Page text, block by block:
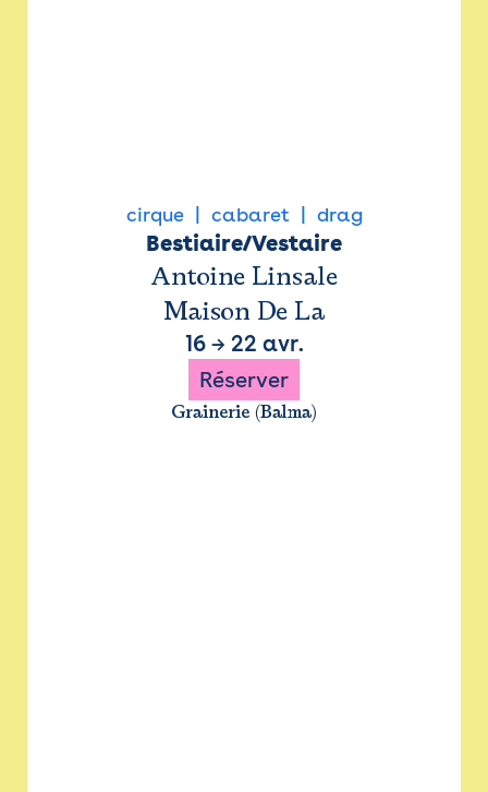
cirque cabaret drag
Bestiaire/Vestaire
Antoine Linsale
Maison De La
16→ 22 avr.
Réserver
Grainerie (Balma)